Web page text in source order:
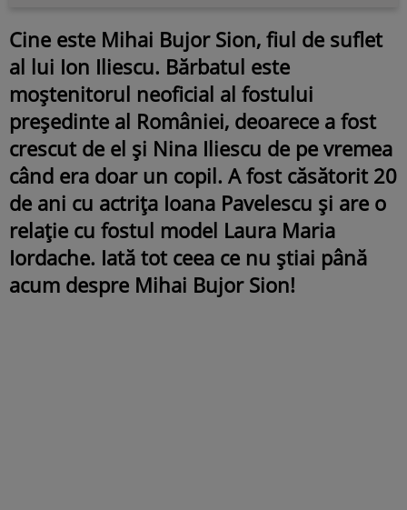
Cine este Mihai Bujor Sion, fiul de suflet
al lui Ion Iliescu. Bărbatul este
moștenitorul neoficial al fostului
președinte al României, deoarece a fost
crescut de el și Nina Iliescu de pe vremea
când era doar un copil. A fost căsătorit 20
de ani cu actrița Ioana Pavelescu și are o
relație cu fostul model Laura Maria
Iordache. Iată tot ceea ce nu știai până
acum despre Mihai Bujor Sion!